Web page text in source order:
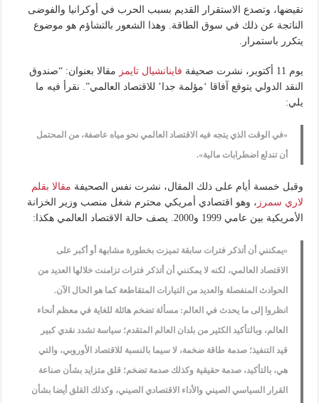
نقيضها، وتصدع الاستقرار القديم بسبب الحرب في أوكرانيا والفوضى
الناتجة عن ذلك في سوق الطاقة. وهذا الشعور بالتشاؤم هو موضوع
يتكرر باستمرار.
يوم 11 أكتوبر، نشرت صحيفة فاينانشيال تايمز مقالا بعنوان: “صندوق
النقد الدولي يتوقع آفاقا ‘مؤلمة جدا’ للاقتصاد العالمي”. نقرأ فيه ما
يلي:
«في الوقت الذي يتجه فيه الاقتصاد العالمي نحو مياه عاصفة، من المحتمل
أن تندلع اضطرابات مالية».
وقبل خمسة أيام على ذلك المقال، نشرت نفس الصحيفة مقالا بقلم
لاري سمرز ، وهو اقتصادي أمريكي محترم شغل منصب وزير الخزانة
الأمريكية بين عامي 1999 و2000. يصف حالة الاقتصاد العالمي هكذا:
«يمكنني أن أتذكر فترات سابقة تميزت بخطورة مشابهة أو أكبر على
الاقتصاد العالمي، لكنه لا يمكنني أن أتذكر فترات تزامنت خلالها العديد من
الحوادث المنفصلة والعديد من التيارات المتقاطعة كما هو الحال الآن.
انظروا إلى ما يحدث في العالم: مسألة تضخم هائلة للغاية في معظم أنحاء
العالم، وبالتأكيد الكثير من بلدان العالم المتقدم؛ سياسة تشدد نقدي كبير
قيد التنفيذ؛ صدمة طاقة ضخمة، لا سيما بالنسبة للاقتصاد الأوروبي، والتي
هي، بالتأكيد، صدمة حقيقية وكذلك صدمة تضخم؛ قلق متزايد بشأن صناعة
القرار السياسي الصيني والأداء الاقتصادي الصيني، وكذلك القلق أيضا بشأن